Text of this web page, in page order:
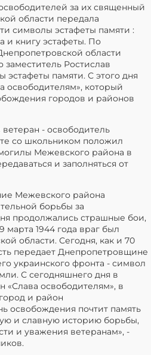
за их священный
области передала
символы эстафеты памяти :
и книгу эстафеты. По
области
Ростислав
памяти. С этого дня
освободителям», который
городов и районов
- освободитель
со школьником положил
Межевского района в
и заполняться от
Межевского района
борьбы за
продолжались страшные бои,
1944 года враг был
области. Сегодня, как и 70
передает Днепропетровщине
украинского фронта - символ
С сегодняшнего дня в
«Слава освободителям», в
и район
освобождения почтит память
и славную историю борьбы,
и уважения ветеранам», -